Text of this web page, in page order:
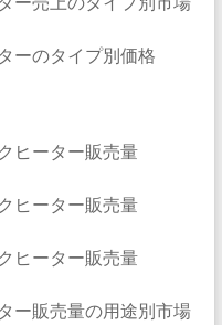
ーのタイプ別価格
ヒーター販売量
ヒーター販売量
ヒーター販売量
ー販売量の用途別市場